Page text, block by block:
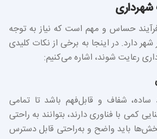
شهرداری
حساس و مهم است که نیاز به توجه
دارد. در اینجا به برخی از نکات کلیدی
رعایت شوند، اشاره می‌کنیم:
شفاف و قابل‌فهم باشد تا تمامی
کمی با فناوری دارند، بتوانند به راحتی
بخش‌ها باید واضح و به‌راحتی قابل دسترس